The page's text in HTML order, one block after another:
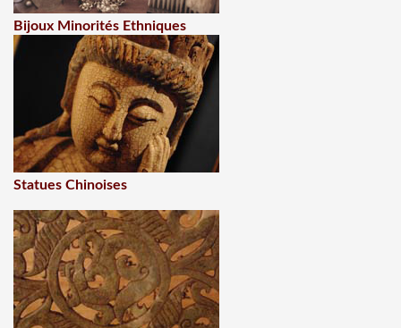
Bijoux Minorités Ethniques
Statues Chinoises